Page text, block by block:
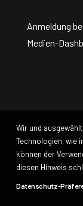
Anmeldung
Medien-
©
Wir und
Technologien, wie
können der
diesen Hinweis
Datenschutz-